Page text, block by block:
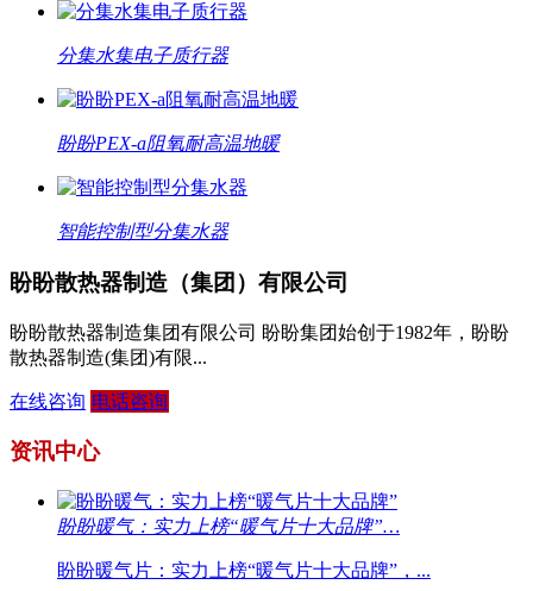
分集水集电子质行器
盼盼PEX-a阻氧耐高温地暖
智能控制型分集水器
盼盼散热器制造（集团）有限公司
盼盼散热器制造集团有限公司 盼盼集团始创于1982年，盼盼
散热器制造(集团)有限...
在线咨询 电话咨询
资讯中心
盼盼暖气：实力上榜“暖气片十大品牌”…
盼盼暖气片：实力上榜“暖气片十大品牌”，...